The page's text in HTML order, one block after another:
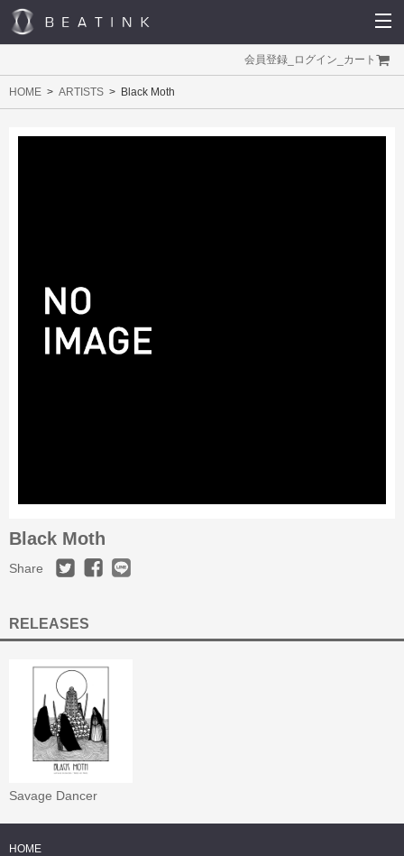
会員登録 ログイン カート
HOME ARTISTS Black Moth
Black Moth
Share
RELEASES
Savage Dancer
HOME